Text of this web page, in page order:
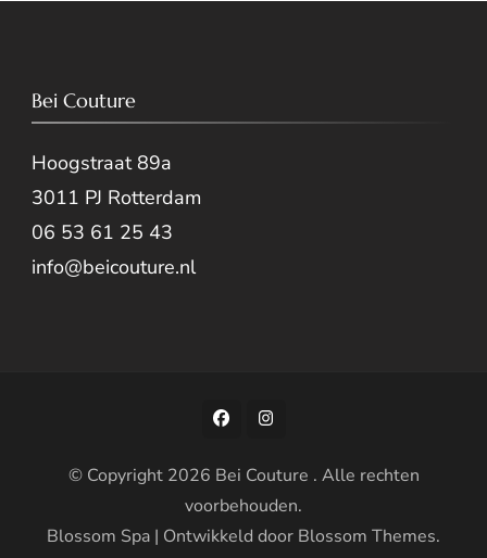
Bei Couture
Hoogstraat 89a
3011 PJ Rotterdam
06 53 61 25 43
info@beicouture.nl
© Copyright 2026 Bei Couture . Alle rechten
voorbehouden.
Blossom Spa | Ontwikkeld door Blossom Themes.